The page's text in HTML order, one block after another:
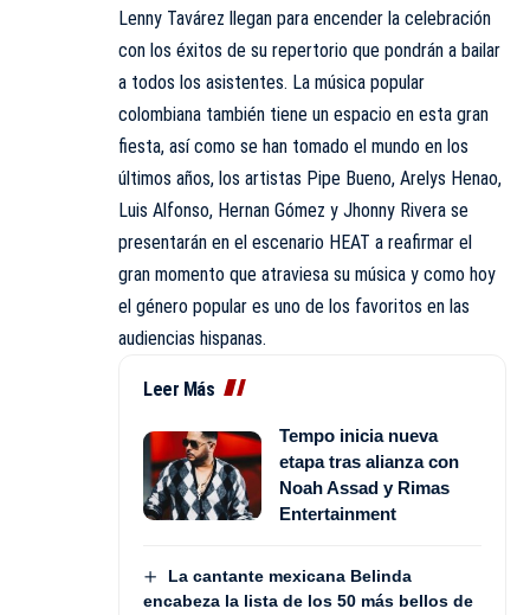
Lenny Tavárez llegan para encender la celebración
con los éxitos de su repertorio que pondrán a bailar
a todos los asistentes. La música popular
colombiana también tiene un espacio en esta gran
fiesta, así como se han tomado el mundo en los
últimos años, los artistas Pipe Bueno, Arelys Henao,
Luis Alfonso, Hernan Gómez y Jhonny Rivera se
presentarán en el escenario HEAT a reafirmar el
gran momento que atraviesa su música y como hoy
el género popular es uno de los favoritos en las
audiencias hispanas.
Leer Más
Tempo inicia nueva
etapa tras alianza con
Noah Assad y Rimas
Entertainment
La cantante mexicana Belinda
encabeza la lista de los 50 más bellos de